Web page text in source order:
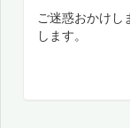
ご迷惑おかけし
します。